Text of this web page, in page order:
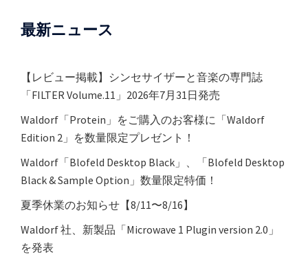
最新ニュース
【レビュー掲載】シンセサイザーと音楽の専門誌
「FILTER Volume.11」2026年7月31日発売
Waldorf「Protein」をご購入のお客様に「Waldorf
Edition 2」を数量限定プレゼント！
Waldorf「Blofeld Desktop Black」、「Blofeld Desktop
Black & Sample Option」数量限定特価！
夏季休業のお知らせ【8/11〜8/16】
Waldorf 社、新製品「Microwave 1 Plugin version 2.0」
を発表